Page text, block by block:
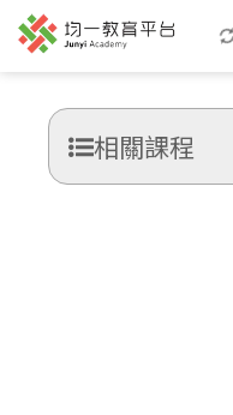
相關課程